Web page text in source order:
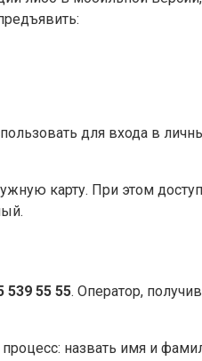
для входа в
карту. При этом
539 55 55. Оператор,
назвать имя и